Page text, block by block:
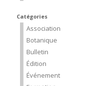
Catégories
Association
Botanique
Bulletin
Édition
Événement